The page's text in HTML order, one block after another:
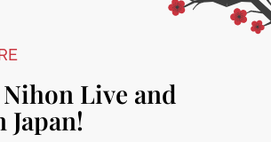
Nihon Live and
Japan!